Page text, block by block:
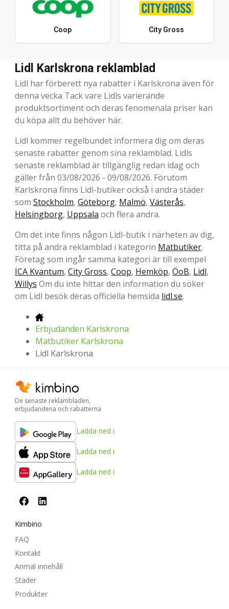
Coop City Gross
Lidl Karlskrona reklamblad
Lidl har förberett nya rabatter i Karlskrona även för
denna vecka Tack vare Lidls varierande
produktsortiment och deras fenomenala priser kan
du köpa allt du behöver här.
Lidl kommer regelbundet informera dig om deras
senaste rabatter genom sina reklamblad. Lidls
senaste reklamblad är tillgänglig redan idag och
gäller från 03/08/2026 - 09/08/2026. Förutom
Karlskrona finns Lidl-butiker också i andra städer
som Stockholm, Göteborg, Malmö, Västerås,
Helsingborg, Uppsala och flera andra.
Om det inte finns någon Lidl-butik i närheten av dig,
titta på andra reklamblad i kategorin Matbutiker.
Företag som ingår samma kategori är till exempel
ICA Kvantum, City Gross, Coop, Hemköp, ÖoB, Lidl,
Willys Om du inte hittar den information du söker
om Lidl besök deras officiella hemsida lidl.se.
Erbjudanden Karlskrona
Matbutiker Karlskrona
Lidl Karlskrona
De senaste reklambladen,
erbjudandena och rabatterna
Ladda ned i
Ladda ned i
Ladda ned i
Kimbino
FAQ
Kontakt
Anmäl innehåll
Städer
Produkter